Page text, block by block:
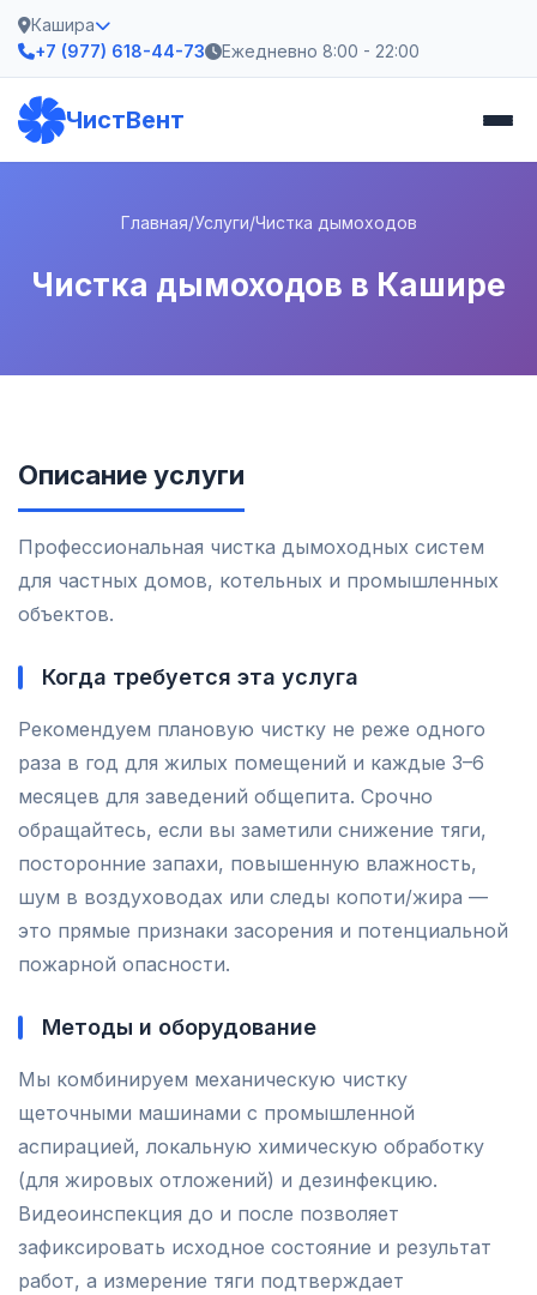
Кашира
+7 (977) 618-44-73
Ежедневно 8:00 - 22:00
ЧистВент
Главная/Услуги/Чистка дымоходов
Чистка дымоходов в Кашире
Описание услуги
Профессиональная чистка дымоходных систем
для частных домов, котельных и промышленных
объектов.
Когда требуется эта услуга
Рекомендуем плановую чистку не реже одного
раза в год для жилых помещений и каждые 3–6
месяцев для заведений общепита. Срочно
обращайтесь, если вы заметили снижение тяги,
посторонние запахи, повышенную влажность,
шум в воздуховодах или следы копоти/жира —
это прямые признаки засорения и потенциальной
пожарной опасности.
Методы и оборудование
Мы комбинируем механическую чистку
щеточными машинами с промышленной
аспирацией, локальную химическую обработку
(для жировых отложений) и дезинфекцию.
Видеоинспекция до и после позволяет
зафиксировать исходное состояние и результат
работ, а измерение тяги подтверждает